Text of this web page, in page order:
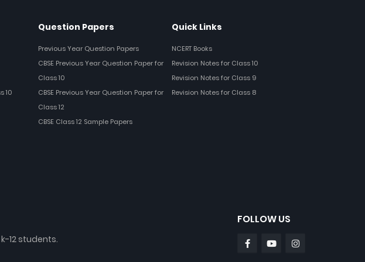
10
Question Papers
Previous Year Question Papers
CBSE Previous Year Question Paper for
Class 10
CBSE Previous Year Question Paper for
Class 12
CBSE Class 12 Sample Papers
Quick Links
NCERT Books
Revision Notes for Class 10
Revision Notes for Class 9
Revision Notes for Class 8
12 students.
FOLLOW US